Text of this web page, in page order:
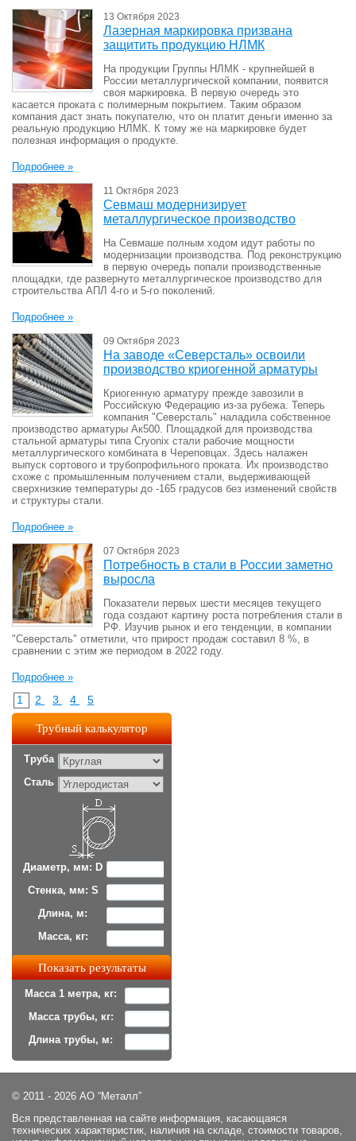
13 Октября 2023
Лазерная маркировка призвана
защитить продукцию НЛМК
На продукции Группы НЛМК - крупнейшей в
России металлургической компании, появится
своя маркировка. В первую очередь это
касается проката с полимерным покрытием. Таким образом
компания даст знать покупателю, что он платит деньги именно за
реальную продукцию НЛМК. К тому же на маркировке будет
полезная информация о продукте.
Подробнее »
11 Октября 2023
Севмаш модернизирует
металлургическое производство
На Севмаше полным ходом идут работы по
модернизации производства. Под реконструкцию
в первую очередь попали производственные
площадки, где развернуто металлургическое производство для
строительства АПЛ 4-го и 5-го поколений.
Подробнее »
09 Октября 2023
На заводе «Северсталь» освоили
производство криогенной арматуры
Криогенную арматуру прежде завозили в
Российскую Федерацию из-за рубежа. Теперь
компания "Северсталь" наладила собственное
производство арматуры Aк500. Площадкой для производства
стальной арматуры типа Cryonix стали рабочие мощности
металлургического комбината в Череповцах. Здесь налажен
выпуск сортового и трубопрофильного проката. Их производство
схоже с промышленным получением стали, выдерживающей
сверхнизкие температуры до -165 градусов без изменений свойств
и структуры стали.
Подробнее »
07 Октября 2023
Потребность в стали в России заметно
выросла
Показатели первых шести месяцев текущего
года создают картину роста потребления стали в
РФ. Изучив рынок и его тенденции, в компании
"Северсталь" отметили, что прирост продаж составил 8 %, в
сравнении с этим же периодом в 2022 году.
Подробнее »
1 2 3 4 5
Трубный калькулятор
Труба
Сталь
Диаметр, мм: D
Стенка, мм: S
Длина, м:
Масса, кг:
Масса 1 метра, кг:
Масса трубы, кг:
Длина трубы, м:
© 2011 - 2026 АО “Металл”
Вся представленная на сайте информация, касающаяся
технических характеристик, наличия на складе, стоимости товаров,